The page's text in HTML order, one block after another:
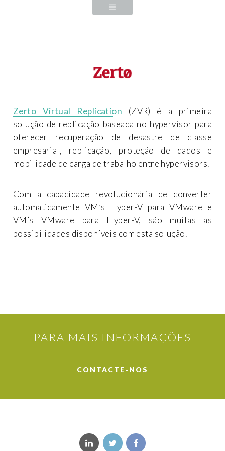
Zerto Virtual Replication
(ZVR) é a primeira
solução de replicação baseada no hypervisor para
oferecer recuperação de desastre de classe
empresarial, replicação, proteção de dados e
mobilidade de carga de trabalho entre hypervisors.
Com a capacidade revolucionária de converter
automaticamente VM’s Hyper-V para VMware e
VM’s VMware para Hyper-V, são muitas as
possibilidades disponíveis com esta solução.
PARA MAIS INFORMAÇÕES
CONTACTE-NOS